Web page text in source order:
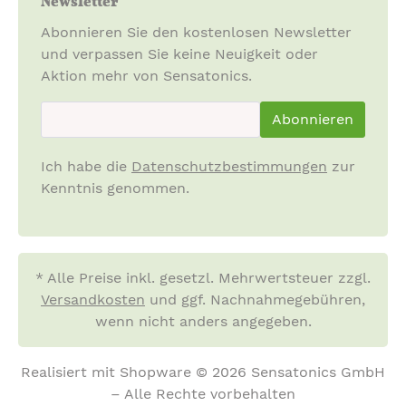
Verschlucken von Kleinteilen, Strangulation,
Materialallergien, scharfen Kanten und Spitzen!
Ausschließlich zur Klangerzeugung verwenden.
direktes Sonnenlicht können die Lebensdauer
beeinträchtigen. Bitte bei ausgewogener
Schimmel und Korrosion verhindern.
Verschmutzungen mit einem nebelfeuchten Tuch
entfernen. Nach Reinigung und jedem Gebrauch
trocknen.
die umweltgerechte Entsorgung informieren!
Abonnieren Sie den kostenlosen Newsletter
und verpassen Sie keine Neuigkeit oder
Aktion mehr von Sensatonics.
Abonnieren
Ich habe die Datenschutzbestimmungen zur
Kenntnis genommen.
* Alle Preise inkl. gesetzl. Mehrwertsteuer zzgl.
Versandkosten und ggf. Nachnahmegebühren,
wenn nicht anders angegeben.
Realisiert mit Shopware © 2026 Sensatonics GmbH
– Alle Rechte vorbehalten